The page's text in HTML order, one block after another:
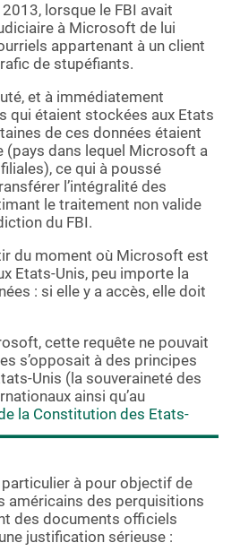
lorsque le FBI avait
à Microsoft de lui
appartenant à un client
de stupéfiants.
et à immédiatement
qui étaient stockées aux Etats
de ces données étaient
(pays dans lequel Microsoft a
ce qui à poussé
l’intégralité des
le traitement non valide
du FBI.
du moment où Microsoft est
Etats-Unis, peu importe la
: si elle y a accès, elle doit
cette requête ne pouvait
s’opposait à des principes
Unis (la souveraineté des
ainsi qu’au
la Constitution des Etats-
à pour objectif de
américains des perquisitions
des documents officiels
justification sérieuse :